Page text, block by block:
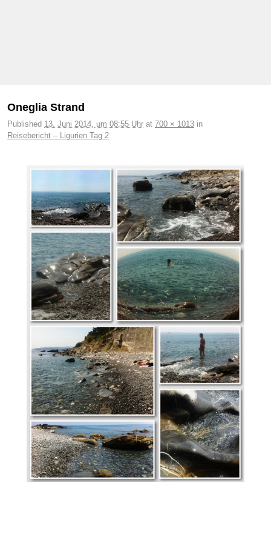
Bilder-Navigation
Oneglia Strand
Published 13. Juni 2014, um 08:55 Uhr at 700 × 1013 in
Reisebericht – Ligurien Tag 2